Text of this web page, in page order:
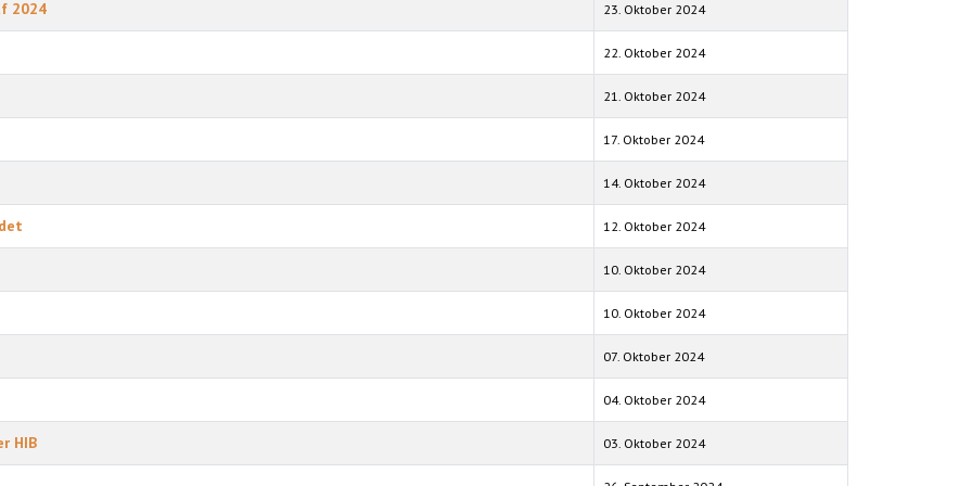
2024 23. Oktober 2024
22. Oktober 2024
21. Oktober 2024
17. Oktober 2024
14. Oktober 2024
12. Oktober 2024
10. Oktober 2024
10. Oktober 2024
07. Oktober 2024
04. Oktober 2024
HIB 03. Oktober 2024